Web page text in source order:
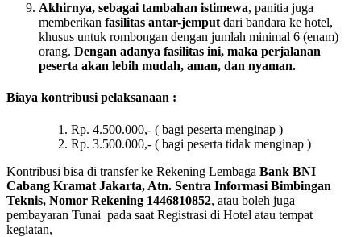
Akhirnya, sebagai tambahan istimewa, panitia juga
memberikan fasilitas antar-jemput dari bandara ke hotel,
khusus untuk rombongan dengan jumlah minimal 6 (enam)
orang. Dengan adanya fasilitas ini, maka perjalanan
peserta akan lebih mudah, aman, dan nyaman.
Biaya kontribusi pelaksanaan :
Rp. 4.500.000,- ( bagi peserta menginap )
Rp. 3.500.000,- ( bagi peserta tidak menginap )
Kontribusi bisa di transfer ke Rekening Lembaga Bank BNI
Cabang Kramat Jakarta, Atn. Sentra Informasi Bimbingan
Teknis, Nomor Rekening 1446810852, atau boleh juga
pembayaran Tunai pada saat Registrasi di Hotel atau tempat
kegiatan,